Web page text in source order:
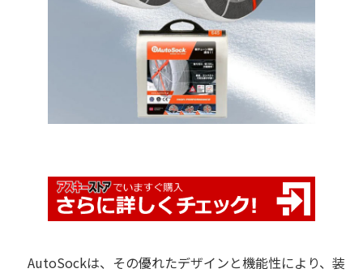
AutoSockは、その優れたデザインと機能性により、装